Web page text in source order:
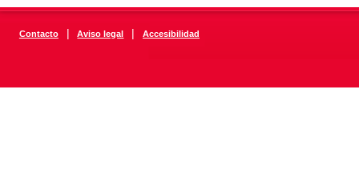
Contacto | Aviso legal | Accesibilidad